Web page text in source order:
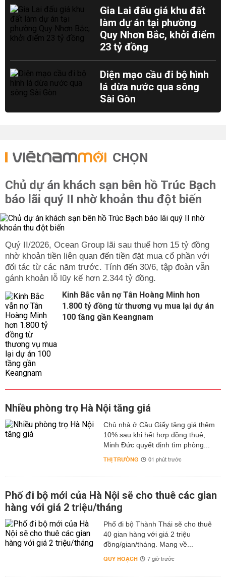
Gia Lai đấu giá khu đất
làm dự án tại phường
Quy Nhơn Bắc, khởi điểm
23 tỷ đồng
Diện mạo cầu đi bộ hình
lá dừa nước qua sông
Sài Gòn
CHỌN
Chủ dự án khách sạn bên hồ Trúc Bạch
báo lãi quý II nhờ khoản thu đột biến
Quý II/2026, Ocean Group lãi sau thuế hơn 15 tỷ đồng
nhờ khoản tiền liên quan đến tiền đặt mua cổ phần với
đối tác từ các năm trước. Tính đến 30/6, tập đoàn vẫn
gánh khoản lỗ lũy kế hơn 2.344 tỷ đồng.
Kinh Bắc vẫn nợ Tân Hoàng Minh hơn
1.800 tỷ đồng từ thương vụ mua lại dự án
100 tầng gần Keangnam
Nhiều phòng trọ Hà Nội tăng giá
Chủ nhà ở Cầu Giấy tăng giá thêm
10% sau khi hết hợp đồng thuê,
Minh Đức quyết định tìm phòng...
THỊ TRƯỜNG 01 phút trước
Phố đi bộ mới của Hà Nội sẽ cho thuê các gian
hàng với giá 2 triệu/tháng
Phố đi bộ Thành Thái sẽ cho thuê
40 gian hàng với giá 2 triệu
đồng/gian/tháng. Mang về...
QUY HOẠCH 7 giờ trước